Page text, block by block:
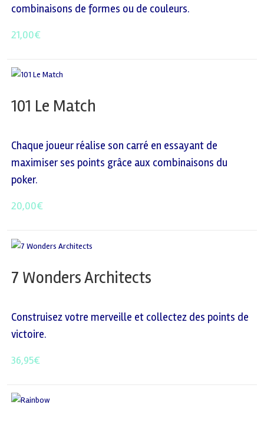
combinaisons de formes ou de couleurs.
21,00€
101 Le Match
Chaque joueur réalise son carré en essayant de
maximiser ses points grâce aux combinaisons du
poker.
20,00€
7 Wonders Architects
Construisez votre merveille et collectez des points de
victoire.
36,95€